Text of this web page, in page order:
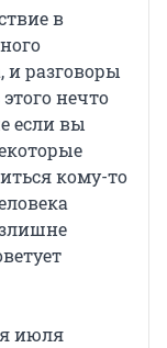
в
и разговоры
нечто
если вы
кому-то
июля